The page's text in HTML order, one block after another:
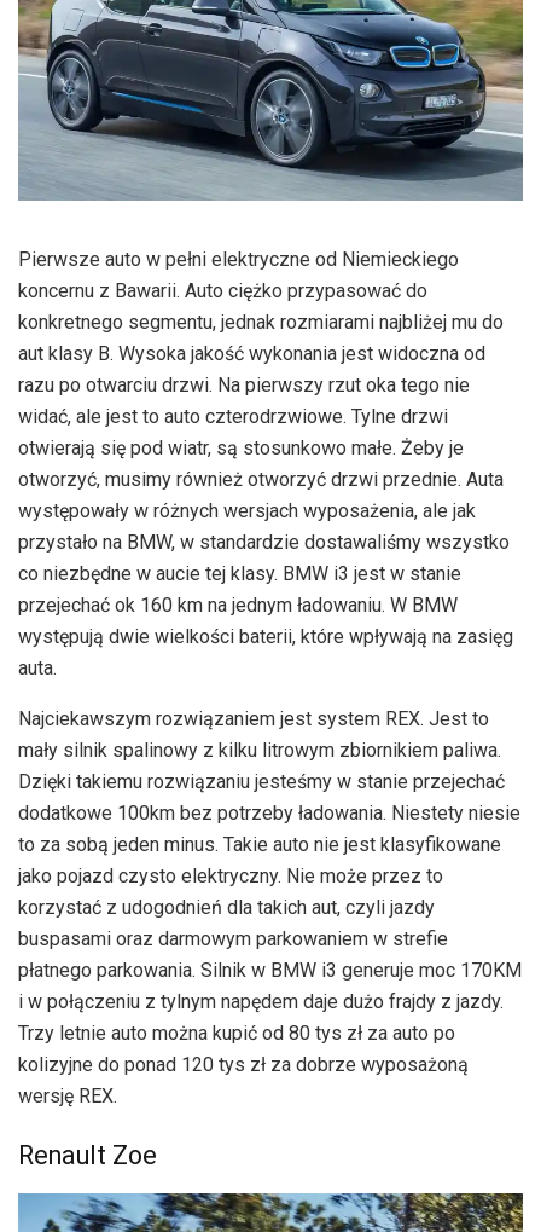
Pierwsze auto w pełni elektryczne od Niemieckiego
koncernu z Bawarii. Auto ciężko przypasować do
konkretnego segmentu, jednak rozmiarami najbliżej mu do
aut klasy B. Wysoka jakość wykonania jest widoczna od
razu po otwarciu drzwi. Na pierwszy rzut oka tego nie
widać, ale jest to auto czterodrzwiowe. Tylne drzwi
otwierają się pod wiatr, są stosunkowo małe. Żeby je
otworzyć, musimy również otworzyć drzwi przednie. Auta
występowały w różnych wersjach wyposażenia, ale jak
przystało na BMW, w standardzie dostawaliśmy wszystko
co niezbędne w aucie tej klasy. BMW i3 jest w stanie
przejechać ok 160 km na jednym ładowaniu. W BMW
występują dwie wielkości baterii, które wpływają na zasięg
auta.
Najciekawszym rozwiązaniem jest system REX. Jest to
mały silnik spalinowy z kilku litrowym zbiornikiem paliwa.
Dzięki takiemu rozwiązaniu jesteśmy w stanie przejechać
dodatkowe 100km bez potrzeby ładowania. Niestety niesie
to za sobą jeden minus. Takie auto nie jest klasyfikowane
jako pojazd czysto elektryczny. Nie może przez to
korzystać z udogodnień dla takich aut, czyli jazdy
buspasami oraz darmowym parkowaniem w strefie
płatnego parkowania. Silnik w BMW i3 generuje moc 170KM
i w połączeniu z tylnym napędem daje dużo frajdy z jazdy.
Trzy letnie auto można kupić od 80 tys zł za auto po
kolizyjne do ponad 120 tys zł za dobrze wyposażoną
wersję REX.
Renault Zoe